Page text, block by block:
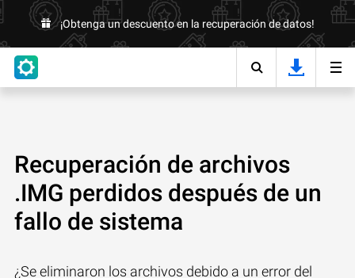
¡Obtenga un descuento en la recuperación de datos!
Recuperación de archivos
.IMG perdidos después de un
fallo de sistema
¿Se eliminaron los archivos debido a un error del